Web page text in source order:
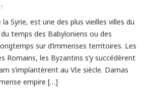
Syrie, est une des plus vieilles villes du
temps des Babyloniens ou des
sur d’immenses territoires. Les
Romains, les Byzantins s’y succédèrent
s’implantèrent au VIe siècle. Damas
empire […]